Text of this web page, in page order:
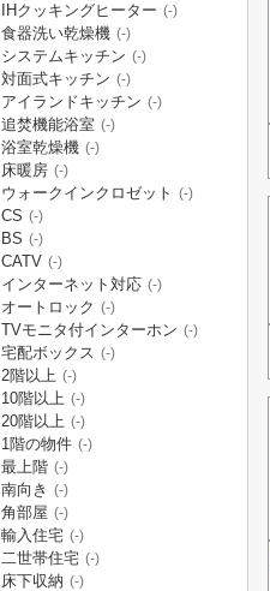
IHクッキングヒーター (-)
食器洗い乾燥機 (-)
システムキッチン (-)
対面式キッチン (-)
アイランドキッチン (-)
追焚機能浴室 (-)
浴室乾燥機 (-)
床暖房 (-)
ウォークインクロゼット (-)
CS (-)
BS (-)
CATV (-)
インターネット対応 (-)
オートロック (-)
TVモニタ付インターホン (-)
宅配ボックス (-)
2階以上 (-)
10階以上 (-)
20階以上 (-)
1階の物件 (-)
最上階 (-)
南向き (-)
角部屋 (-)
輸入住宅 (-)
二世帯住宅 (-)
床下収納 (-)